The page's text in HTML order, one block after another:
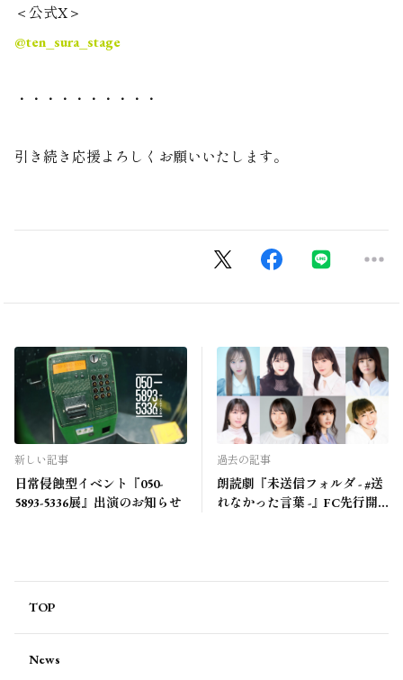
＜公式X＞
@ten_sura_stage
・・・・・・・・・・
引き続き応援よろしくお願いいたします。
新しい記事
日常侵蝕型イベント『050-
5893-5336展』出演のお知らせ
過去の記事
朗読劇『未送信フォルダ - #送
れなかった言葉 -』FC先行開
TOP
News